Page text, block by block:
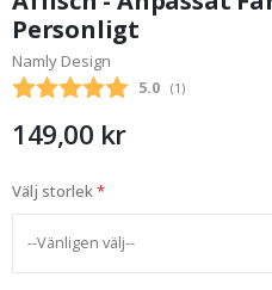
början
av
bildgalleriet
Personligt
Namly Design
Snittbetyg:
5.0 (röster:
1 )
149,00 kr
Välj storlek